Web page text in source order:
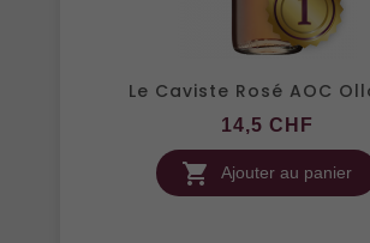
Le Caviste Rosé AOC
14,5 CHF
 Ajouter au panier